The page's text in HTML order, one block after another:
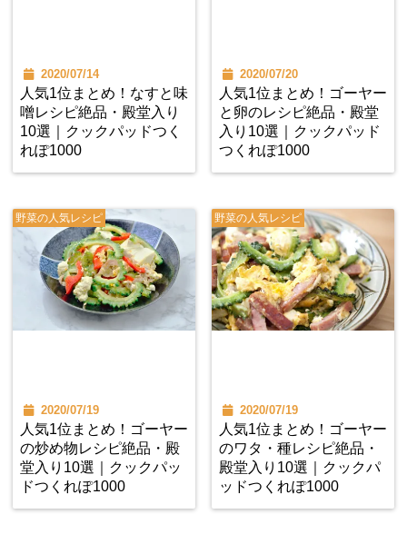
2020/07/14
人気1位まとめ！なすと味
噌レシピ絶品・殿堂入り
10選｜クックパッドつく
れぽ1000
2020/07/20
人気1位まとめ！ゴーヤー
と卵のレシピ絶品・殿堂
入り10選｜クックパッド
つくれぽ1000
野菜の人気レシピ
2020/07/19
人気1位まとめ！ゴーヤー
の炒め物レシピ絶品・殿
堂入り10選｜クックパッ
ドつくれぽ1000
野菜の人気レシピ
2020/07/19
人気1位まとめ！ゴーヤー
のワタ・種レシピ絶品・
殿堂入り10選｜クックパ
ッドつくれぽ1000